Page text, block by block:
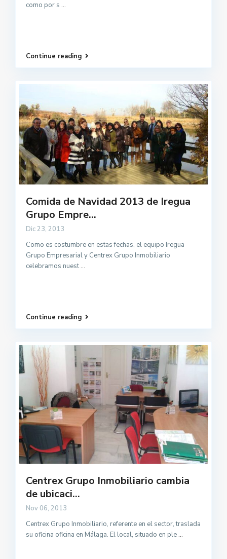
como por s...
Continue reading
Comida de Navidad 2013 de Iregua
Grupo Empre...
Dic 23, 2013
Como es costumbre en estas fechas, el equipo Iregua
Grupo Empresarial y Centrex Grupo Inmobiliario
celebramos nuest...
Continue reading
Centrex Grupo Inmobiliario cambia
de ubicaci...
Nov 06, 2013
Centrex Grupo Inmobiliario, referente en el sector, traslada
su oficina oficina en Málaga. El local, situado en ple...